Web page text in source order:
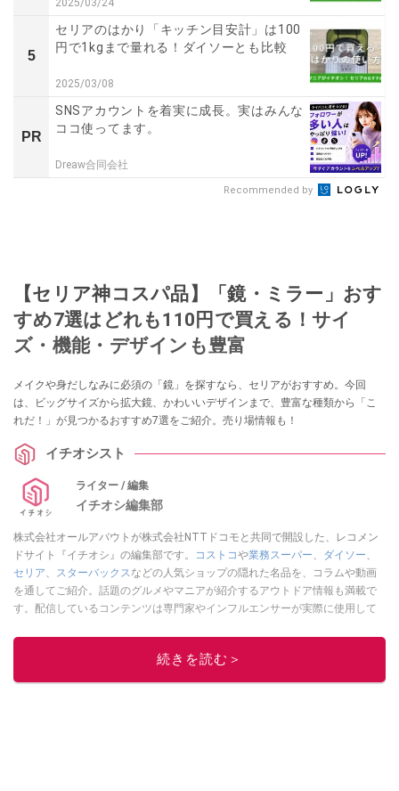
5
セリアのはかり「キッチン目安計」は100
円で1kgまで量れる！ダイソーとも比較
2025/03/08
PR
SNSアカウントを着実に成長。実はみんな
ココ使ってます。
Dreaw合同会社
Recommended by
【セリア神コスパ品】「鏡・ミラー」おす
すめ7選はどれも110円で買える！サイ
ズ・機能・デザインも豊富
メイクや身だしなみに必須の「鏡」を探すなら、セリアがおすすめ。今回
は、ビッグサイズから拡大鏡、かわいいデザインまで、豊富な種類から「こ
れだ！」が見つかるおすすめ7選をご紹介。売り場情報も！
イチオシスト
ライター / 編集
イチオシ編集部
株式会社オールアバウトが株式会社NTTドコモと共同で開設した、レコメン
ドサイト『イチオシ』の編集部です。
コストコや業務スーパー ダイソー
セリア
スターバックス などの人気ショップの隠れた名品を、コラムや動画
を通してご紹介。話題のグルメやマニアが紹介するアウトドア情報も満載で
す。配信しているコンテンツは専門家やインフルエンサーが実際に使用して
ニュースでフォロー
続きを読む＞